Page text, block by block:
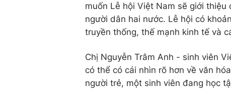
muốn Lễ hội Việt Nam sẽ giới
người dân hai nước. Lễ hội có
truyền thống, thế mạnh kinh tế và
Chị Nguyễn Trâm Anh - sinh viên
có thể có cái nhìn rõ hơn về văn
người trẻ, một sinh viên đang học